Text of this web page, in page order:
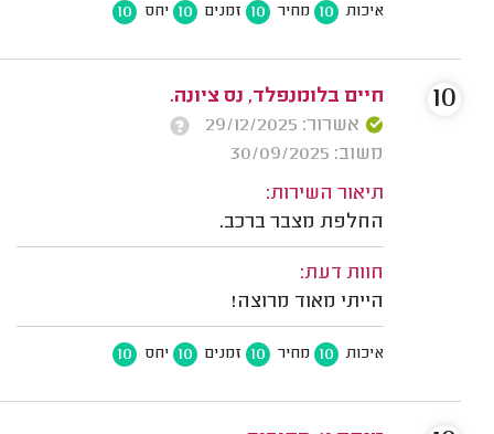
איכות 10 מחיר 10 זמנים 10 יחס 10
חיים בלומנפלד, נס ציונה.
אשרור: 29/12/2025
משוב: 30/09/2025
תיאור השירות:
החלפת מצבר ברכב.
חוות דעת:
הייתי מאוד מרוצה!
איכות 10 מחיר 10 זמנים 10 יחס 10
10